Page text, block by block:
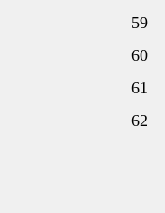
59
60
61
62